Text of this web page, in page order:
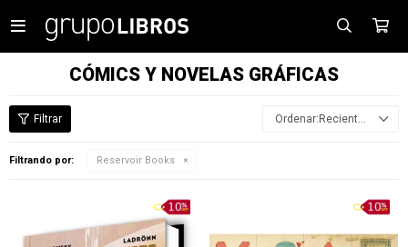

CÓMICS Y NOVELAS GRÁFICAS
Recientes
Filtrando por: Reservoir Books